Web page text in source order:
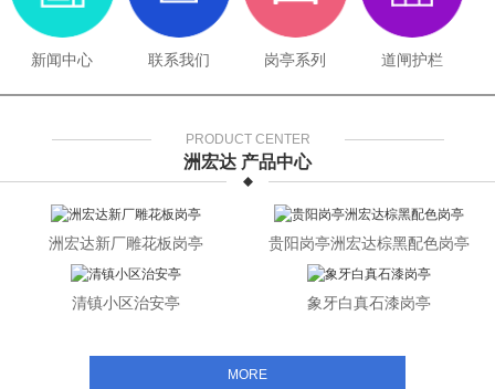
新闻中心 联系我们 岗亭系列 道闸护栏
PRODUCT CENTER
洲宏达 产品中心
洲宏达新厂雕花板岗亭 贵阳岗亭洲宏达棕黑配色岗亭
清镇小区治安亭 象牙白真石漆岗亭
MORE